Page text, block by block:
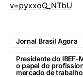
v=pyxxoQ_NTbU
Jornal Brasil Agora
Presidente do IBEF-
o papel do
mercado de trabalho